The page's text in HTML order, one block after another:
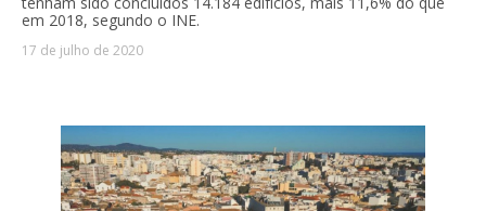
em 2018, segundo o INE.
17 de julho de 2020